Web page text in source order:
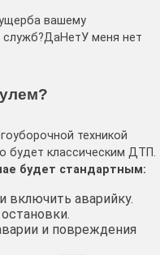
вашему
ДаНетУ меня нет
техникой
будет классическим ДТП.
будет стандартным:
включить аварийку.
и повреждения